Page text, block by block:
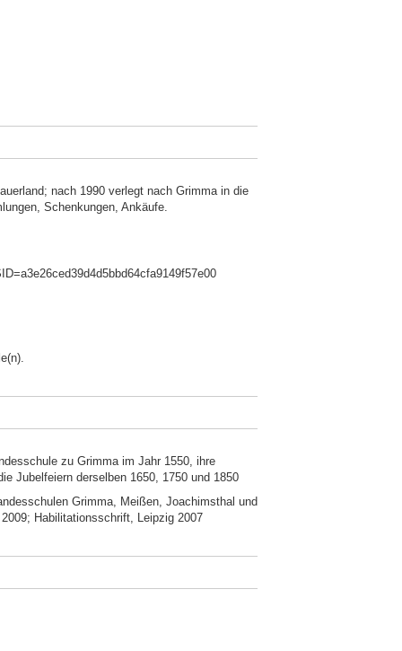
nach 1990 verlegt nach Grimma in die
Schenkungen, Ankäufe.
zu Grimma im Jahr 1550, ihre
Jubelfeiern derselben 1650, 1750 und 1850
Grimma, Meißen, Joachimsthal und
Habilitationsschrift, Leipzig 2007